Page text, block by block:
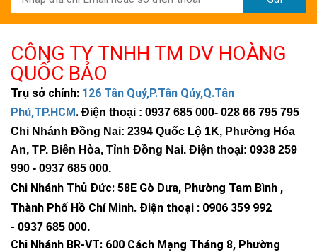
CÔNG TY TNHH TM DV HOÀNG
QUỐC BẢO
Trụ sở chính: 126 Tân Quý,P.Tân Qúy,Q.Tân
Phú,TP.HCM. Điện thoại : 0937 685 000- 028 66 795 795
Chi Nhánh Đồng Nai: 2394 Quốc Lộ 1K, Phường Hóa
An, TP. Biên Hòa, Tỉnh Đồng Nai. Điện thoại: 0938 259
990 - 0937 685 000.
Chi Nhánh Thủ Đức: 58E Gò Dưa, Phường Tam Bình ,
Thành Phố Hồ Chí Minh. Điện thoại : 0906 359 992
- 0937 685 000.
Chi Nhánh BR-VT: 600 Cách Mạng Tháng 8, Phường